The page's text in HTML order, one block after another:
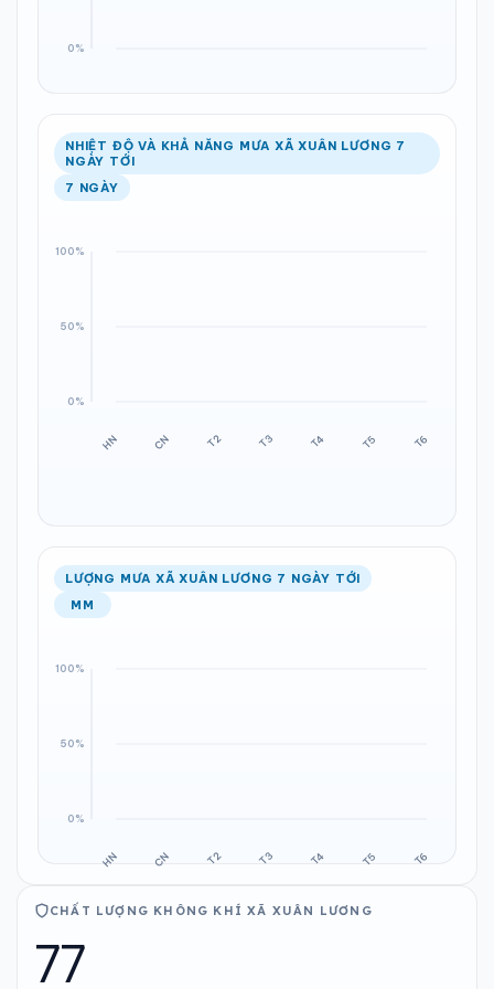
NHIỆT ĐỘ VÀ KHẢ NĂNG MƯA XÃ XUÂN LƯƠNG 7
NGÀY TỚI
7 NGÀY
LƯỢNG MƯA XÃ XUÂN LƯƠNG 7 NGÀY TỚI
MM
CHẤT LƯỢNG KHÔNG KHÍ XÃ XUÂN LƯƠNG
77